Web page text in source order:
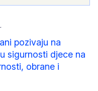
pozivaju na
sigurnosti djece na
obrane i